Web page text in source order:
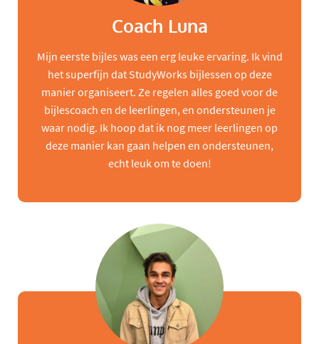
Coach Luna
Mijn eerste bijles was een erg leuke ervaring. Ik vind
het superfijn dat StudyWorks bijlessen op deze
manier organiseert. Ze regelen alles goed voor de
bijlescoach en de leerlingen, en ondersteunen je
waar nodig. Ik hoop dat ik nog meer leerlingen op
deze manier kan gaan helpen en ondersteunen,
echt leuk om te doen!